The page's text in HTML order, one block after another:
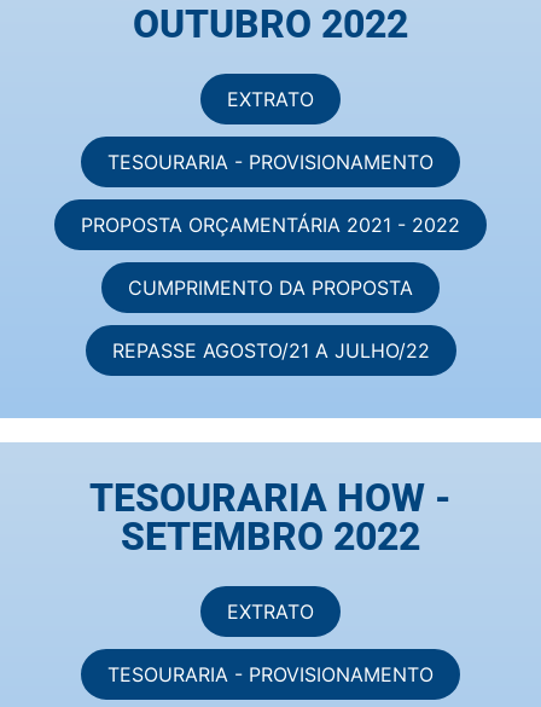
OUTUBRO 2022
EXTRATO
TESOURARIA - PROVISIONAMENTO
PROPOSTA ORÇAMENTÁRIA 2021 - 2022
CUMPRIMENTO DA PROPOSTA
REPASSE AGOSTO/21 A JULHO/22
TESOURARIA HOW -
SETEMBRO 2022
EXTRATO
TESOURARIA - PROVISIONAMENTO